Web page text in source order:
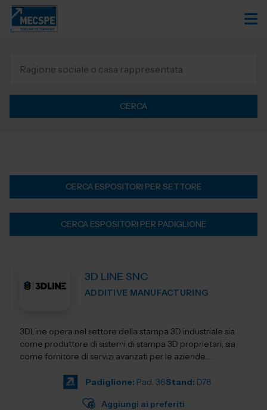
CERCA
CERCA ESPOSITORI PER SETTORE
CERCA ESPOSITORI PER PADIGLIONE
3D LINE SNC
ADDITIVE MANUFACTURING
3DLine opera nel settore della stampa 3D industriale sia
come produttore di sistemi di stampa 3D proprietari, sia
come fornitore di servizi avanzati per le aziende.
Padiglione: Pad. 36Stand: D78
Aggiungi ai preferiti